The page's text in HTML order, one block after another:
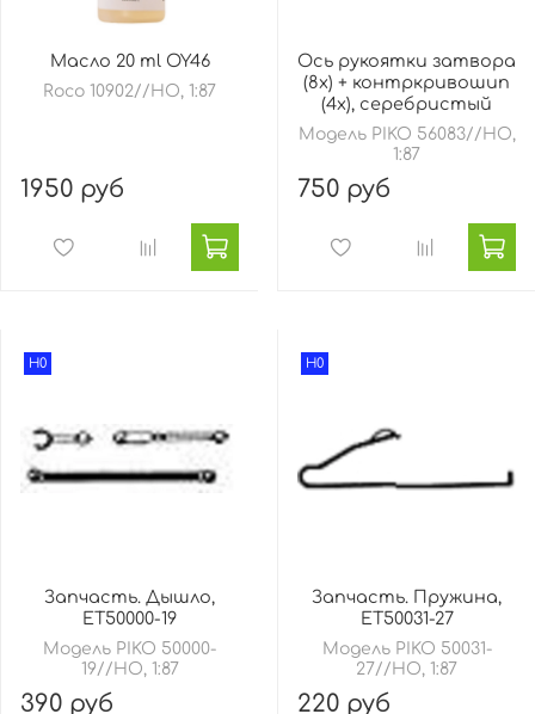
Масло 20 ml OY46
Roco 10902//HO, 1:87
1950 руб
Ось рукоятки затвора
(8х) + контркривошип
(4х), серебристый
Модель PIKO 56083//HO,
1:87
750 руб
H0
Запчасть. Дышло,
ET50000-19
Модель PIKO 50000-
19//HO, 1:87
390 руб
H0
Запчасть. Пружина,
ET50031-27
Модель PIKO 50031-
27//HO, 1:87
220 руб